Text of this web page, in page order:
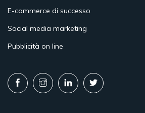
E-commerce di successo
Social media marketing
Pubblicità on line